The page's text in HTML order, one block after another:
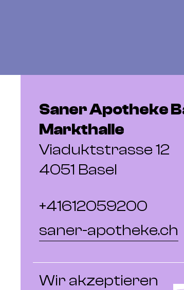
Saner Apotheke
Markthalle
Viaduktstrasse 12
4051 Basel
+41612059200
saner-apotheke.ch
Wir akzeptieren